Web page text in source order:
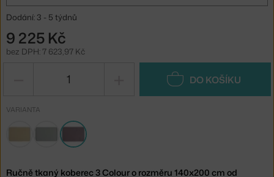
Dodání: 3 - 5 týdnů
9 225 Kč
bez DPH: 7 623,97 Kč
DO KOŠÍKU
VARIANTA
Ručně tkaný koberec 3 Colour o rozměru 140x200 cm od